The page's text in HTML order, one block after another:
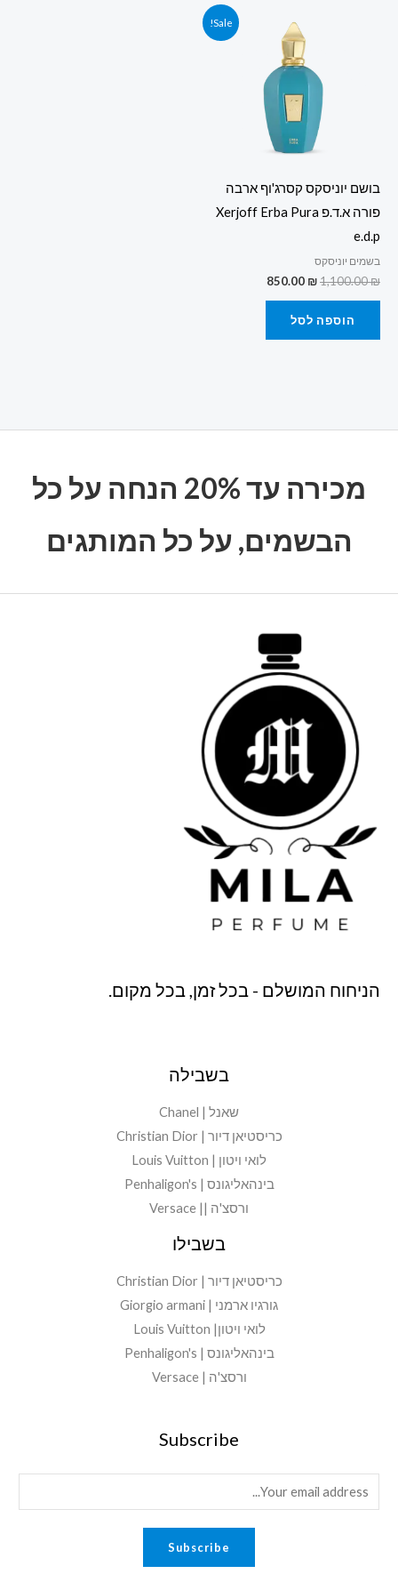
Sale!
בושם יוניסקס קסרג'וף ארבה
פורה א.ד.פ Xerjoff Erba Pura
e.d.p
בשמים יוניסקס
1,100.00₪
המקורי
היה:
1,100.00 ₪.
850.00 ₪
המחיר
הנוכחי
הוספה לסל
מכירה עד 20% הנחה על כל
הבשמים, על כל המותגים
הניחוח המושלם - בכל זמן, בכל מקום.
בשבילה
שאנל | Chanel
כריסטיאן דיור | Christian Dior
לואי ויטון | Louis Vuitton
בינהאליגונס | Penhaligon's
ורסצ'ה || Versace
בשבילו
כריסטיאן דיור | Christian Dior
גורגיו ארמני | Giorgio armani
לואי ויטון| Louis Vuitton
בינהאליגונס | Penhaligon's
ורסצ'ה | Versace
Subscribe
m
Subscribe